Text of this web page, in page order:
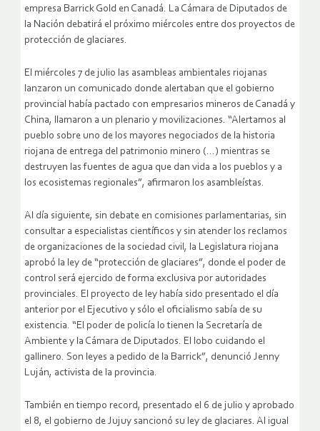
empresa Barrick Gold en Canadá. La Cámara de Diputados de
la Nación debatirá el próximo miércoles entre dos proyectos de
protección de glaciares.
El miércoles 7 de julio las asambleas ambientales riojanas
lanzaron un comunicado donde alertaban que el gobierno
provincial había pactado con empresarios mineros de Canadá y
China, llamaron a un plenario y movilizaciones. “Alertamos al
pueblo sobre uno de los mayores negociados de la historia
riojana de entrega del patrimonio minero (…) mientras se
destruyen las fuentes de agua que dan vida a los pueblos y a
los ecosistemas regionales”, afirmaron los asambleístas.
Al día siguiente, sin debate en comisiones parlamentarias, sin
consultar a especialistas científicos y sin atender los reclamos
de organizaciones de la sociedad civil, la Legislatura riojana
aprobó la ley de “protección de glaciares”, donde el poder de
control será ejercido de forma exclusiva por autoridades
provinciales. El proyecto de ley había sido presentado el día
anterior por el Ejecutivo y sólo el oficialismo sabía de su
existencia. “El poder de policía lo tienen la Secretaría de
Ambiente y la Cámara de Diputados. El lobo cuidando el
gallinero. Son leyes a pedido de la Barrick”, denunció Jenny
Luján, activista de la provincia.
También en tiempo record, presentado el 6 de julio y aprobado
el 8, el gobierno de Jujuy sancionó su ley de glaciares. Al igual